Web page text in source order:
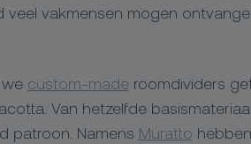
vakmensen mogen
custom-maderoomdividers
Van hetzelfde
patroon. Namens Muratto